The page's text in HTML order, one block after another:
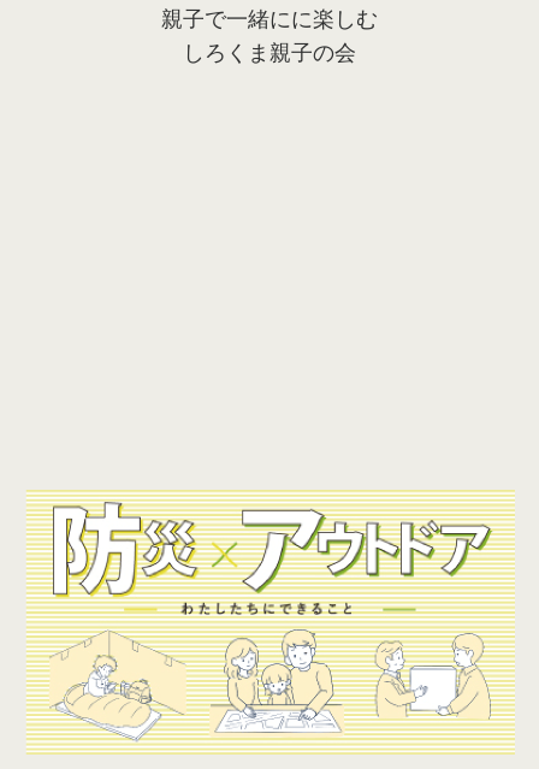
親子で一緒にに楽しむ
しろくま親子の会